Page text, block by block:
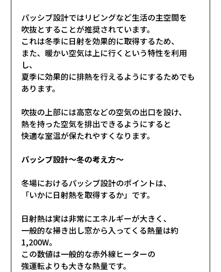
パッシブ設計ではリビングなど生活の主空間を
吹抜とすることが推奨されています。
これは冬季に日射を効果的に取得するため、
また、暖かい空気は上に行くという特性を利用
し、
夏季に効果的に排熱を行えるようにするためでも
あります。
吹抜の上部には高窓などの空気の出口を設け、
熱を持った空気を排出できるようにすると
快適な室温が保たれやすくなります。
パッシブ設計～冬の考え方～
冬場におけるパッシブ設計のポイントは、
「いかに日射熱を取得するか」です。
日射熱は実は非常にエネルギーが大きく、
一般的な掃き出し窓から入ってくる熱量は約
1,200W。
この数値は一般的な赤外線ヒーターの
強運転よりも大きな熱量です。